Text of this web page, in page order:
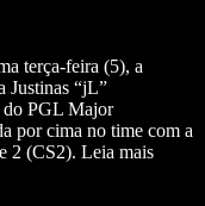
terça-feira (5), a
Justinas “jL”
PGL Major
por cima no time com a
2 (CS2). Leia mais